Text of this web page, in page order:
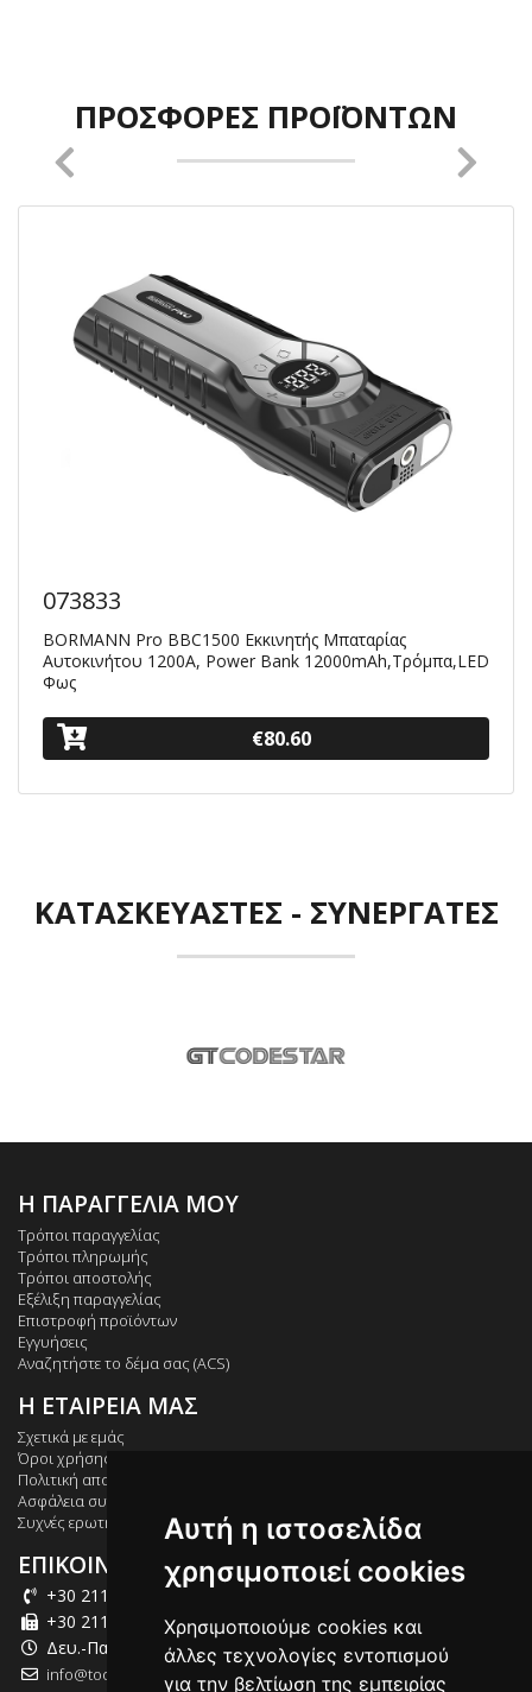
ΠΡΟΣΦΟΡΈΣ ΠΡΟΪΌΝΤΩΝ
073833
BORMANN Pro ΒΒC1500 Εκκινητής Μπαταρίας
Αυτοκινήτου 1200Α, Power Bank 12000mAh,Τρόμπα,LED
Φως
€80.60
ΚΑΤΑΣΚΕΥΑΣΤΈΣ - ΣΥΝΕΡΓΆΤΕΣ
Η ΠΑΡΑΓΓΕΛΙΑ ΜΟΥ
Τρόποι παραγγελίας
Τρόποι πληρωμής
Τρόποι αποστολής
Εξέλιξη παραγγελίας
Επιστροφή προϊόντων
Εγγυήσεις
Αναζητήστε το δέμα σας (ACS)
Η ΕΤΑΙΡΕΙΑ ΜΑΣ
Σχετικά με εμάς
Όροι χρήσης
Πολιτική απορρήτου
Ασφάλεια συναλλαγών
Συχνές ερωτήσεις
ΕΠΙΚΟΙΝΩΝΙΑ
+30 211 012 2003
+30 211 012 2004
Δευ.-Παρ.: 09:00-18:00
info@tool-market.gr
Αυτή η ιστοσελίδα
χρησιμοποιεί cookies
Χρησιμοποιούμε cookies και
άλλες τεχνολογίες εντοπισμού
για την βελτίωση της εμπειρίας